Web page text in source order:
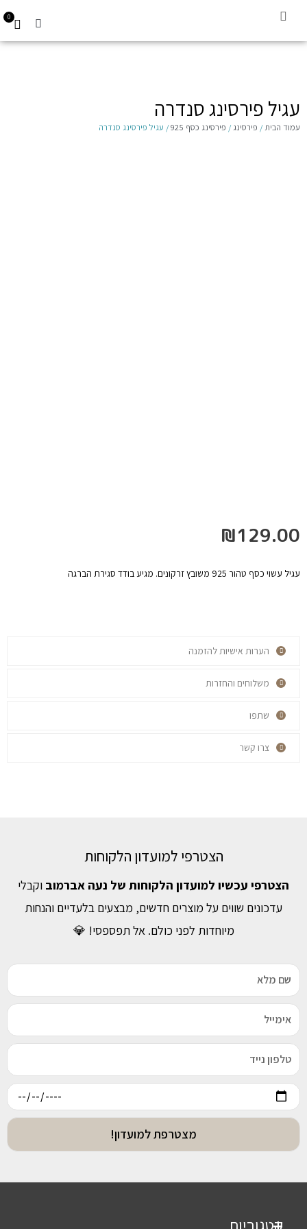
0
עגיל פירסינג סנדרה
עמוד הבית/ פירסינג/ פירסינג כסף 925 / עגיל פירסינג סנדרה
₪129.00
עגיל עשוי כסף טהור 925 משובץ זרקונים. מגיע בודד סגירת הברגה
הערות אישיות להזמנה
משלוחים והחזרות
שתפו
צרו קשר
הצטרפי למועדון הלקוחות
הצטרפי עכשיו למועדון הלקוחות של נעה אברמוב וקבלי
עדכונים שווים על מוצרים חדשים, מבצעים בלעדיים והנחות
מיוחדות לפני כולם. אל תפספסי! 💎
מצטרפת למועדון!